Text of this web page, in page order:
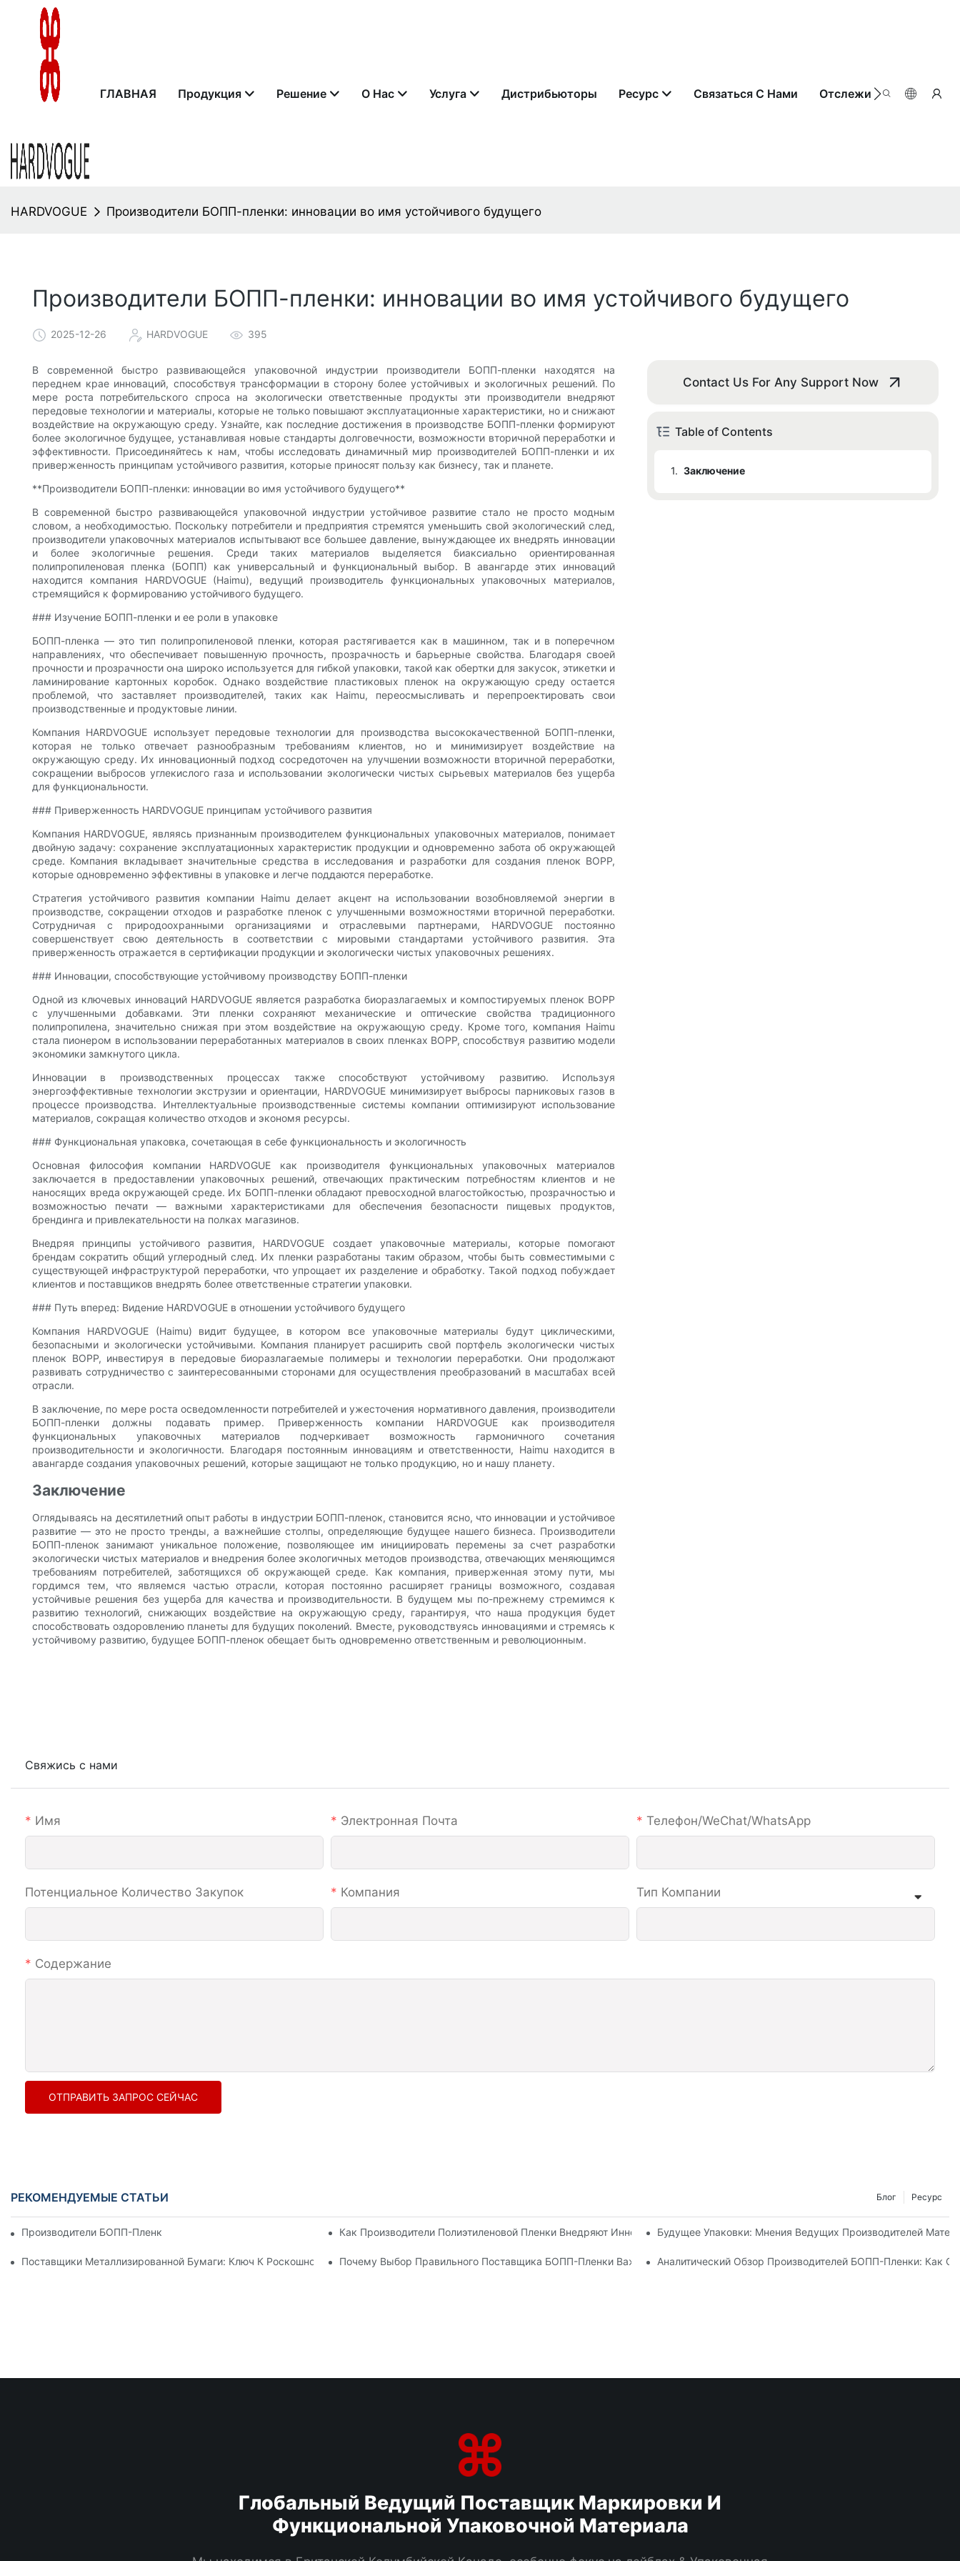
ГЛАВНАЯ Продукция Решение О Нас Услуга Дистрибьюторы Ресурс Связаться С Нами Отслеживание Заказа
HARDVOGUE Производители БОПП-пленки: инновации во имя устойчивого будущего
Производители БОПП-пленки: инновации во имя устойчивого будущего
2025-12-26 HARDVOGUE 395
В современной быстро развивающейся упаковочной индустрии производители БОПП-пленки находятся на
переднем крае инноваций, способствуя трансформации в сторону более устойчивых и экологичных решений. По
мере роста потребительского спроса на экологически ответственные продукты эти производители внедряют
передовые технологии и материалы, которые не только повышают эксплуатационные характеристики, но и снижают
воздействие на окружающую среду. Узнайте, как последние достижения в производстве БОПП-пленки формируют
более экологичное будущее, устанавливая новые стандарты долговечности, возможности вторичной переработки и
эффективности. Присоединяйтесь к нам, чтобы исследовать динамичный мир производителей БОПП-пленки и их
приверженность принципам устойчивого развития, которые приносят пользу как бизнесу, так и планете.
**Производители БОПП-пленки: инновации во имя устойчивого будущего**
В современной быстро развивающейся упаковочной индустрии устойчивое развитие стало не просто модным
словом, а необходимостью. Поскольку потребители и предприятия стремятся уменьшить свой экологический след,
производители упаковочных материалов испытывают все большее давление, вынуждающее их внедрять инновации
и более экологичные решения. Среди таких материалов выделяется биаксиально ориентированная
полипропиленовая пленка (БОПП) как универсальный и функциональный выбор. В авангарде этих инноваций
находится компания HARDVOGUE (Haimu), ведущий производитель функциональных упаковочных материалов,
стремящийся к формированию устойчивого будущего.
### Изучение БОПП-пленки и ее роли в упаковке
БОПП-пленка — это тип полипропиленовой пленки, которая растягивается как в машинном, так и в поперечном
направлениях, что обеспечивает повышенную прочность, прозрачность и барьерные свойства. Благодаря своей
прочности и прозрачности она широко используется для гибкой упаковки, такой как обертки для закусок, этикетки и
ламинирование картонных коробок. Однако воздействие пластиковых пленок на окружающую среду остается
проблемой, что заставляет производителей, таких как Haimu, переосмысливать и перепроектировать свои
производственные и продуктовые линии.
Компания HARDVOGUE использует передовые технологии для производства высококачественной БОПП-пленки,
которая не только отвечает разнообразным требованиям клиентов, но и минимизирует воздействие на
окружающую среду. Их инновационный подход сосредоточен на улучшении возможности вторичной переработки,
сокращении выбросов углекислого газа и использовании экологически чистых сырьевых материалов без ущерба
для функциональности.
### Приверженность HARDVOGUE принципам устойчивого развития
Компания HARDVOGUE, являясь признанным производителем функциональных упаковочных материалов, понимает
двойную задачу: сохранение эксплуатационных характеристик продукции и одновременно забота об окружающей
среде. Компания вкладывает значительные средства в исследования и разработки для создания пленок BOPP,
которые одновременно эффективны в упаковке и легче поддаются переработке.
Стратегия устойчивого развития компании Haimu делает акцент на использовании возобновляемой энергии в
производстве, сокращении отходов и разработке пленок с улучшенными возможностями вторичной переработки.
Сотрудничая с природоохранными организациями и отраслевыми партнерами, HARDVOGUE постоянно
совершенствует свою деятельность в соответствии с мировыми стандартами устойчивого развития. Эта
приверженность отражается в сертификации продукции и экологически чистых упаковочных решениях.
### Инновации, способствующие устойчивому производству БОПП-пленки
Одной из ключевых инноваций HARDVOGUE является разработка биоразлагаемых и компостируемых пленок BOPP
с улучшенными добавками. Эти пленки сохраняют механические и оптические свойства традиционного
полипропилена, значительно снижая при этом воздействие на окружающую среду. Кроме того, компания Haimu
стала пионером в использовании переработанных материалов в своих пленках BOPP, способствуя развитию модели
экономики замкнутого цикла.
Инновации в производственных процессах также способствуют устойчивому развитию. Используя
энергоэффективные технологии экструзии и ориентации, HARDVOGUE минимизирует выбросы парниковых газов в
процессе производства. Интеллектуальные производственные системы компании оптимизируют использование
материалов, сокращая количество отходов и экономя ресурсы.
### Функциональная упаковка, сочетающая в себе функциональность и экологичность
Основная философия компании HARDVOGUE как производителя функциональных упаковочных материалов
заключается в предоставлении упаковочных решений, отвечающих практическим потребностям клиентов и не
наносящих вреда окружающей среде. Их БОПП-пленки обладают превосходной влагостойкостью, прозрачностью и
возможностью печати — важными характеристиками для обеспечения безопасности пищевых продуктов,
брендинга и привлекательности на полках магазинов.
Внедряя принципы устойчивого развития, HARDVOGUE создает упаковочные материалы, которые помогают
брендам сократить общий углеродный след. Их пленки разработаны таким образом, чтобы быть совместимыми с
существующей инфраструктурой переработки, что упрощает их разделение и обработку. Такой подход побуждает
клиентов и поставщиков внедрять более ответственные стратегии упаковки.
### Путь вперед: Видение HARDVOGUE в отношении устойчивого будущего
Компания HARDVOGUE (Haimu) видит будущее, в котором все упаковочные материалы будут циклическими,
безопасными и экологически устойчивыми. Компания планирует расширить свой портфель экологически чистых
пленок BOPP, инвестируя в передовые биоразлагаемые полимеры и технологии переработки. Они продолжают
развивать сотрудничество с заинтересованными сторонами для осуществления преобразований в масштабах всей
отрасли.
В заключение, по мере роста осведомленности потребителей и ужесточения нормативного давления, производители
БОПП-пленки должны подавать пример. Приверженность компании HARDVOGUE как производителя
функциональных упаковочных материалов подчеркивает возможность гармоничного сочетания
производительности и экологичности. Благодаря постоянным инновациям и ответственности, Haimu находится в
авангарде создания упаковочных решений, которые защищают не только продукцию, но и нашу планету.
Заключение
Оглядываясь на десятилетний опыт работы в индустрии БОПП-пленок, становится ясно, что инновации и устойчивое
развитие — это не просто тренды, а важнейшие столпы, определяющие будущее нашего бизнеса. Производители
БОПП-пленок занимают уникальное положение, позволяющее им инициировать перемены за счет разработки
экологически чистых материалов и внедрения более экологичных методов производства, отвечающих меняющимся
требованиям потребителей, заботящихся об окружающей среде. Как компания, приверженная этому пути, мы
гордимся тем, что являемся частью отрасли, которая постоянно расширяет границы возможного, создавая
устойчивые решения без ущерба для качества и производительности. В будущем мы по-прежнему стремимся к
развитию технологий, снижающих воздействие на окружающую среду, гарантируя, что наша продукция будет
способствовать оздоровлению планеты для будущих поколений. Вместе, руководствуясь инновациями и стремясь к
устойчивому развитию, будущее БОПП-пленок обещает быть одновременно ответственным и революционным.
Contact Us For Any Support Now
Table of Contents
1. Заключение
Свяжись с нами
Имя Электронная Почта Телефон/WeChat/WhatsApp
Потенциальное Количество Закупок Компания Тип Компании
Содержание
ОТПРАВИТЬ ЗАПРОС СЕЙЧАС
РЕКОМЕНДУЕМЫЕ СТАТЬИ Ресурс
Блог
Производители БОПП-Пленки: Основа Гибкой Упаковки Как Производители Полиэтиленовой Пленки Внедряют Инновации Для Обеспечения Экологической Устойчивости
Будущее Упаковки: Мнения Ведущих Производителей
Поставщики Металлизированной Бумаги: Ключ К Роскошной УпаковкеПочему Выбор Правильного Поставщика БОПП-Пленки Важен Для Вашего БизнесаАналитический Обзор Производителей БОПП-Пленки: Как
Глобальный Ведущий Поставщик Маркировки И
Функциональной Упаковочной Материала